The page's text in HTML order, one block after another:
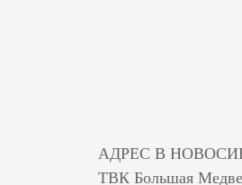
АДРЕС В
ТВК Большая